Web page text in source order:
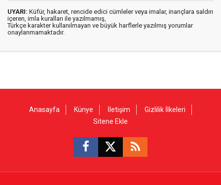
UYARI: Küfür, hakaret, rencide edici cümleler veya imalar, inançlara saldırı
içeren, imla kuralları ile yazılmamış,
Türkçe karakter kullanılmayan ve büyük harflerle yazılmış yorumlar
onaylanmamaktadır.
Anasayfa Künye İletişim
Gizlilik İlkeleri
Sitene Ekle